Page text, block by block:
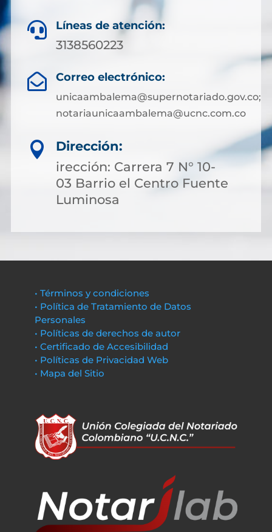
 Líneas de atención:
3138560223
 Correo electrónico:
unicaambalema@supernotariado.gov.co;
notariaunicaambalema@ucnc.com.co

Dirección:
irección: Carrera 7 N° 10-
03 Barrio el Centro Fuente
Luminosa
• Términos y condiciones
• Política de Tratamiento de Datos
Personales
• Políticas de derechos de autor
• Certificado de Accesibilidad
• Políticas de Privacidad Web
• Mapa del Sitio